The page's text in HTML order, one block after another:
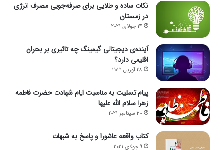
نکات ساده و طلایی برای صرفه‌جویی مصرف انرژی
در زمستان
14 جولای 2021
آینده‌ی دیجیتالی گیمینگ چه تاثیری بر بحران
اقلیمی دارد؟
28 آوریل 2021
پیام تسلیت به مناسبت ایام شهادت حضرت فاطمه
زهرا سلام الله علیها
30 سپتامبر 2021
کتاب واقعه عاشورا و پاسخ به شبهات
9 جولای 2021